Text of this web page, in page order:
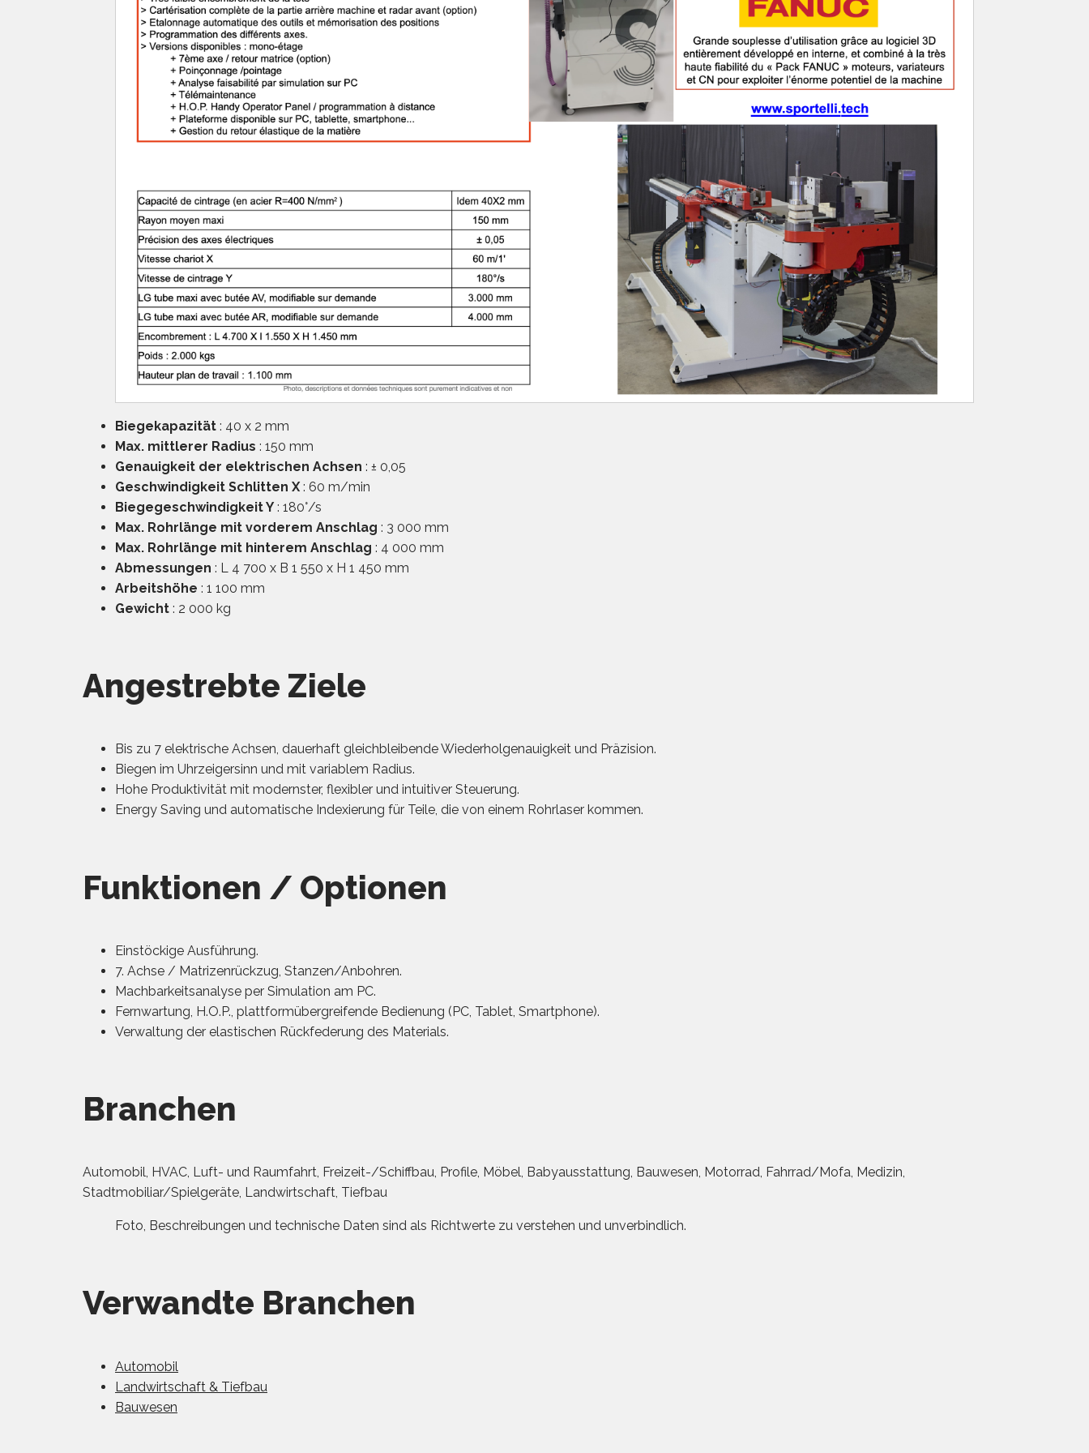
Biegekapazität : 40 x 2 mm
Max. mittlerer Radius : 150 mm
Genauigkeit der elektrischen Achsen : ± 0,05
Geschwindigkeit Schlitten X: 60 m/min
Biegegeschwindigkeit Y : 180°/s
Max. Rohrlänge mit vorderem Anschlag : 3 000 mm
Max. Rohrlänge mit hinterem Anschlag : 4 000 mm
Abmessungen : L 4 700 x B 1 550 x H 1 450 mm
Arbeitshöhe : 1 100 mm
Gewicht : 2 000 kg
Angestrebte Ziele
Bis zu 7 elektrische Achsen, dauerhaft gleichbleibende Wiederholgenauigkeit und Präzision.
Biegen im Uhrzeigersinn und mit variablem Radius.
Hohe Produktivität mit modernster, flexibler und intuitiver Steuerung.
Energy Saving und automatische Indexierung für Teile, die von einem Rohrlaser kommen.
Funktionen / Optionen
Einstöckige Ausführung.
7. Achse / Matrizenrückzug, Stanzen/Anbohren.
Machbarkeitsanalyse per Simulation am PC.
Fernwartung, H.O.P., plattformübergreifende Bedienung (PC, Tablet, Smartphone).
Verwaltung der elastischen Rückfederung des Materials.
Branchen
Automobil, HVAC, Luft- und Raumfahrt, Freizeit-/Schiffbau, Profile, Möbel, Babyausstattung, Bauwesen, Motorrad, Fahrrad/Mofa, Medizin,
Stadtmobiliar/Spielgeräte, Landwirtschaft, Tiefbau
Foto, Beschreibungen und technische Daten sind als Richtwerte zu verstehen und unverbindlich.
Verwandte Branchen
Automobil
Landwirtschaft & Tiefbau
Bauwesen